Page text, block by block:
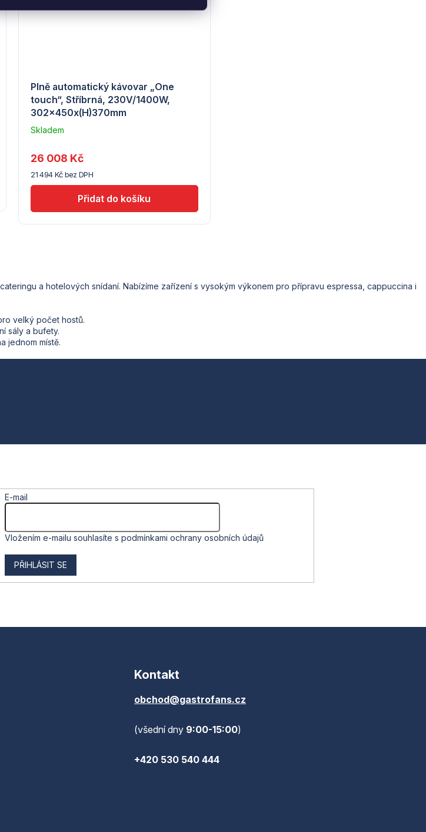
Plně automatický kávovar „One
touch“, Stříbrná, 230V/1400W,
302x450x(H)370mm
Skladem
dodavatele
(7) -
Hendi
21 494 Kč bez DPH
26 008 Kč
d
v
u
a hotelových snídaní. Nabízíme zařízení s vysokým výkonem pro přípravu espressa, cappuccina i
velký počet hostů.
sály a bufety.
jednom místě.
E-mail
Vložením e-mailu souhlasíte s podmínkami ochrany osobních údajů
PŘIHLÁSIT SE
Kontakt
obchod@gastrofans.cz
(všední dny 9:00-15:00)
+420 530 540 444